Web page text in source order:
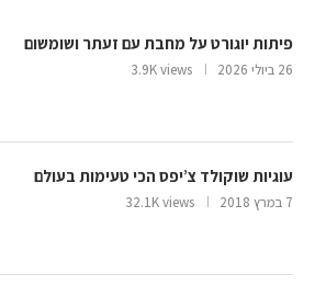
פיתות יוגורט על מחבת עם זעתר ושומשום
26 ביולי 2026 3.9K views
עוגיות שוקולד צ’יפס הכי טעימות בעולם
7 במרץ 2018 32.1K views